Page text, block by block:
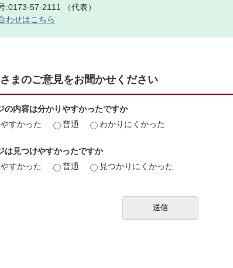
:0173-57-2111 （代表）
わせはこちら
まのご意見をお聞かせください
の内容は分かりやすかったですか
すかった
普通 わかりにくかった
は見つけやすかったですか
すかった
普通 見つかりにくかった